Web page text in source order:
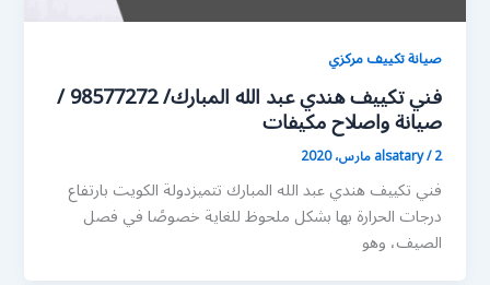
صيانة تكييف مركزي
فني تكييف هندي عبد الله المبارك/ 98577272 /
صيانة واصلاح مكيفات
alsatary/2 مارس، 2020
فني تكييف هندي عبد الله المبارك تتميزدولة الكويت بارتفاع
درجات الحرارة بها بشكل ملحوظ للغاية خصوصًا في فصل
الصيف، وهو